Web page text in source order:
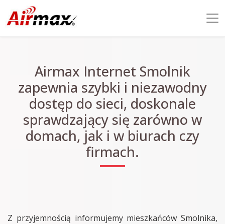
Airmax Internet Smolnik
zapewnia szybki i niezawodny
dostęp do sieci, doskonale
sprawdzający się zarówno w
domach, jak i w biurach czy
firmach.
Z przyjemnością informujemy mieszkańców Smolnika,